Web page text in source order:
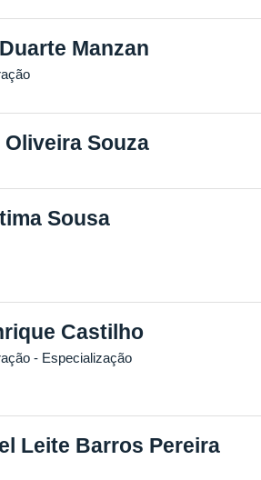
Manzan
Souza
Sousa
Castilho
- Especialização
Leite Barros Pereira